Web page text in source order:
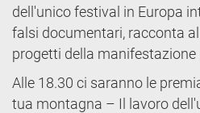
dell'unico festival in Europa
falsi documentari, racconta
progetti della manifestazione
Alle 18.30 ci saranno le
tua montagna – Il lavoro